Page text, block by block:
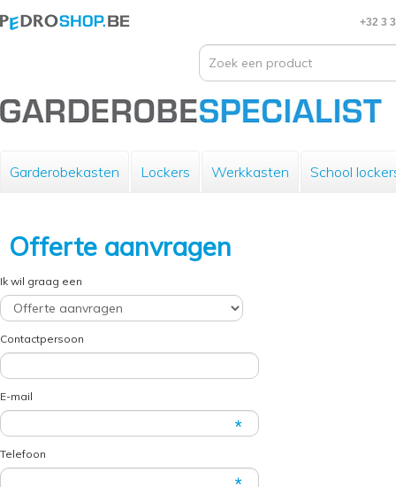
+32 3
Garderobekasten Lockers Werkkasten School
Offerte aanvragen
Ik wil graag een
Contactpersoon
E-mail
Telefoon